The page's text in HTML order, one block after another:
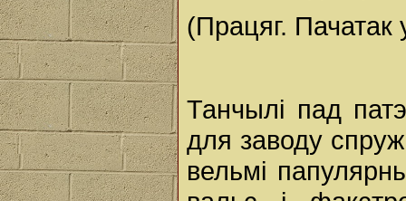
(Працяг. Пачатак
Танчылі пад
для заводу
вельмі